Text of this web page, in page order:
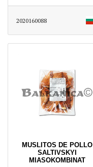
2020160088
MUSLITOS DE POLLO
SALTIVSKYI
MIASOKOMBINAT